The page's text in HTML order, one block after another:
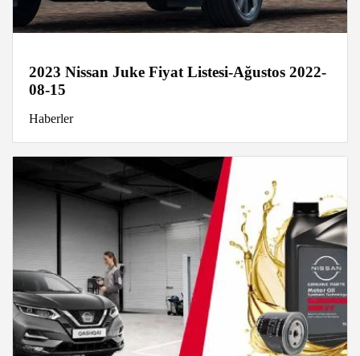
2023 Nissan Juke Fiyat Listesi-Ağustos 2022-
08-15
Haberler